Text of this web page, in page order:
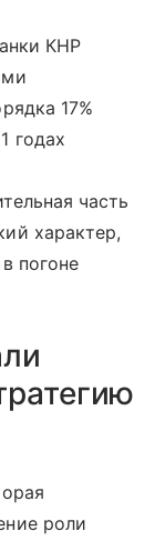
КНР
17%
годах
часть
характер,
погоне
роли